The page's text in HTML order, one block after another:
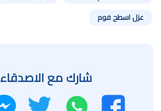
عزل اسطح فوم
شارك مع الاصدقاء
فيسبوك
واتساب تويتر